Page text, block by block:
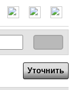
Уточнить